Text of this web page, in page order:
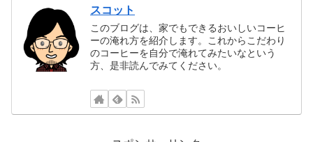
スコット
このブログは、家でもできるおいしいコーヒ
ーの淹れ方を紹介します。これからこだわり
のコーヒーを自分で淹れてみたいなという
方、是非読んでみてください。